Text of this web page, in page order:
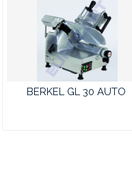
BERKEL GL 30 AUTO